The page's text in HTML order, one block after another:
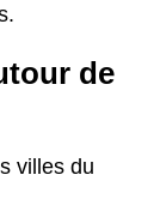
de
villes du